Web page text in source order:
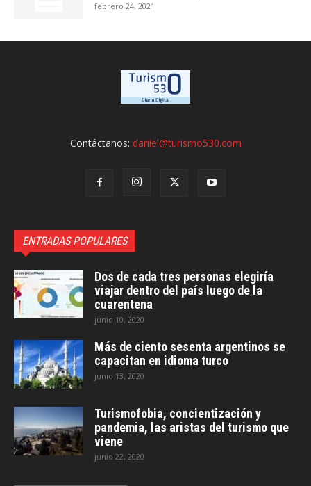
febrero 24, 2021
Contáctanos: daniel@turismo530.com
ENTRADAS POPULARES
Dos de cada tres personas elegiría
viajar dentro del país luego de la
cuarentena
junio 10, 2020
Más de ciento sesenta argentinos se
capacitan en idioma turco
junio 13, 2020
Turismofobia, concientización y
pandemia, las aristas del turismo que
viene
junio 22, 2020